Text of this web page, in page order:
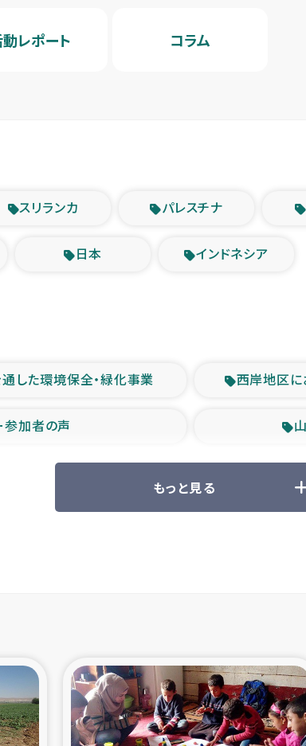
レポート コラム
スリランカ パレスチナ
日本 インドネシア
した環境保全・緑化事業 西岸地区
参加者の声
援の時代
ル豪雨緊急支援
シリア
緊急人道支援 ス
もっと見る